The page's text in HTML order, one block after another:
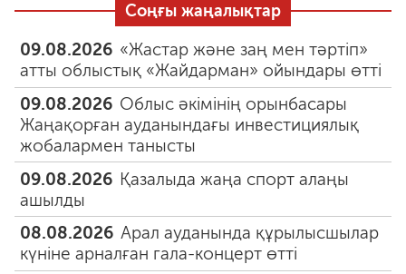
Соңғы жаңалықтар
09.08.2026 «Жастар және заң мен тәртіп»
атты облыстық «Жайдарман» ойындары өтті
09.08.2026 Облыс әкімінің орынбасары
Жаңақорған ауданындағы инвестициялық
жобалармен танысты
09.08.2026 Қазалыда жаңа спорт алаңы
ашылды
08.08.2026 Арал ауданында құрылысшылар
күніне арналған гала-концерт өтті